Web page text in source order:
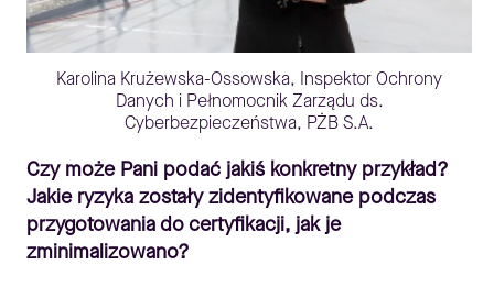
Karolina Krużewska-Ossowska, Inspektor Ochrony
Danych i Pełnomocnik Zarządu ds.
Cyberbezpieczeństwa, PŻB S.A.
Czy może Pani podać jakiś konkretny przykład?
Jakie ryzyka zostały zidentyfikowane podczas
przygotowania do certyfikacji, jak je
zminimalizowano?